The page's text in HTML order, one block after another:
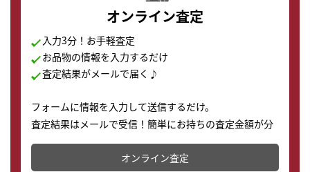
オンライン査定
入力3分！お手軽査定
お品物の情報を入力するだけ
査定結果がメールで届く♪
フォームに情報を入力して送信するだけ。
査定結果はメールで受信！簡単にお持ちの査定金額が分
かります。
オンライン査定